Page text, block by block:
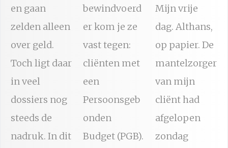
en gaan
zelden alleen
over geld.
Toch ligt daar
in veel
dossiers nog
steeds de
nadruk. In dit
bewindvoerd
er kom je ze
vast tegen:
cliënten met
een
Persoonsgeb
onden
Budget (PGB).
Mijn vrije
dag. Althans,
op papier. De
mantelzorger
van mijn
cliënt had
afgelopen
zondag